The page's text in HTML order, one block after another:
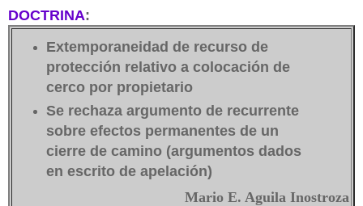
DOCTRINA:
Extemporaneidad de recurso de
protección relativo a colocación de
cerco por propietario
Se rechaza argumento de recurrente
sobre efectos permanentes de un
cierre de camino (argumentos dados
en escrito de apelación)
Mario E. Aguila Inostroza